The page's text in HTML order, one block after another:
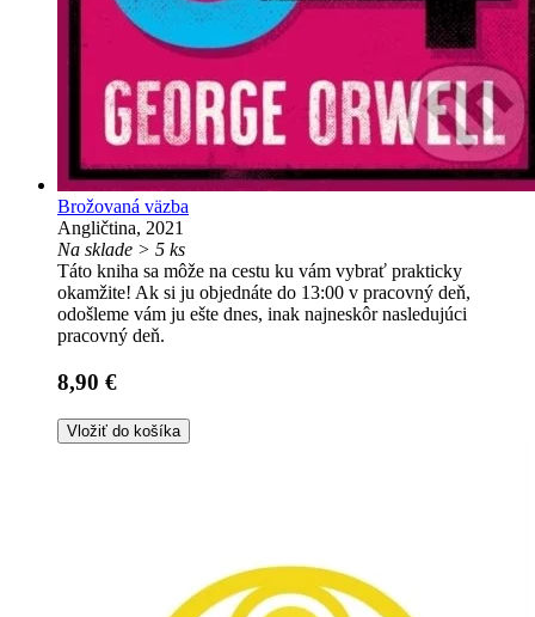
Brožovaná väzba
Angličtina, 2021
Na sklade > 5 ks
Táto kniha sa môže na cestu ku vám vybrať prakticky
okamžite! Ak si ju objednáte do 13:00 v pracovný deň,
odošleme vám ju ešte dnes, inak najneskôr nasledujúci
pracovný deň.
8,90 €
Vložiť do košíka